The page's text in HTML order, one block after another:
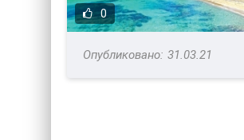
0
31.03.21